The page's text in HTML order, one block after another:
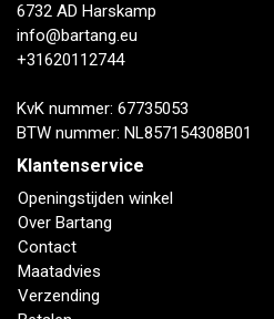
6732 AD Harskamp
info@bartang.eu
+31620112744
KvK nummer: 67735053
BTW nummer: NL857154308B01
Klantenservice
Openingstijden winkel
Over Bartang
Contact
Maatadvies
Verzending